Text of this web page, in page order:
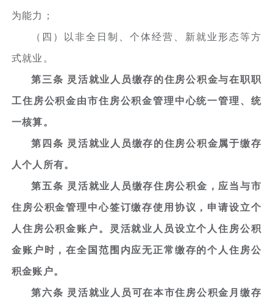
为能力；
（四）以非全日制、个体经营、新就业形态等方
式就业。
第三条 灵活就业人员缴存的住房公积金与在职职
工住房公积金由市住房公积金管理中心统一管理、统
一核算。
第四条 灵活就业人员缴存的住房公积金属于缴存
人个人所有。
第五条 灵活就业人员缴存住房公积金，应当与市
住房公积金管理中心签订缴存使用协议，申请设立个
人住房公积金账户。灵活就业人员设立个人住房公积
金账户时，在全国范围内应无正常缴存的个人住房公
积金账户。
第六条 灵活就业人员可在本市住房公积金月缴存